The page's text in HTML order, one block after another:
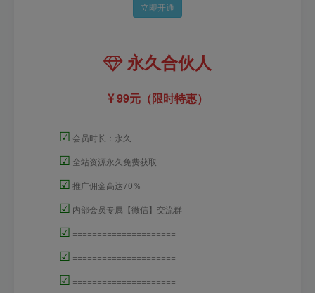
立即开通
永久合伙人
99元（限时特惠）
☑ 会员时长：永久
☑ 全站资源永久免费获取
☑ 推广佣金高达70％
☑ 内部会员专属【微信】交流群
☑ =====================
☑ =====================
☑ =====================